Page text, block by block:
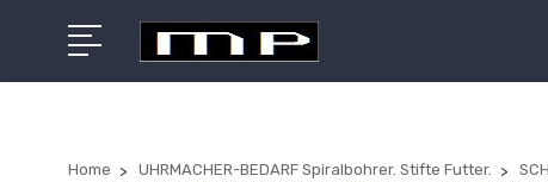
Home UHRMACHER-BEDARF Spiralbohrer. Stifte Futter.